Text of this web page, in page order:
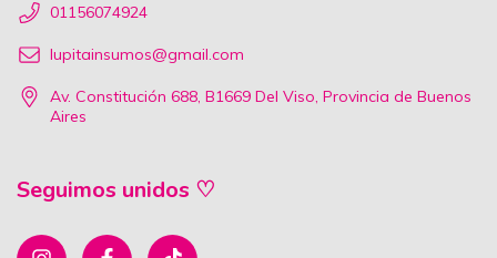
01156074924
lupitainsumos@gmail.com
Av. Constitución 688, B1669 Del Viso, Provincia de Buenos
Aires
Seguimos unidos ♡